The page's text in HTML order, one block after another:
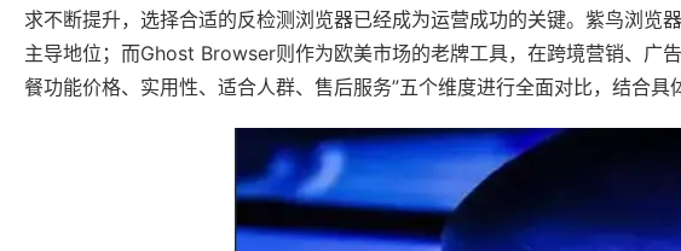
求不断提升，选择合适的反检测浏览器已经成为运营成功的关键。紫鸟浏
主导地位；而Ghost Browser则作为欧美市场的老牌工具，在跨境营销、广
餐功能价格、实用性、适合人群、售后服务”五个维度进行全面对比，结合具